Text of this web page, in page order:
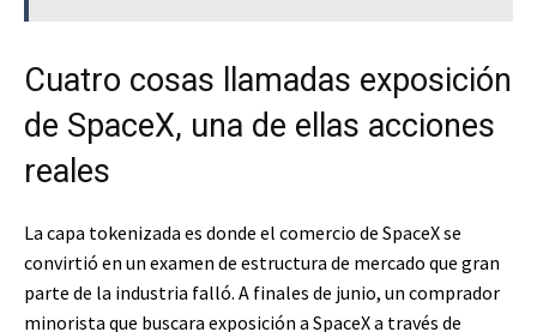
Cuatro cosas llamadas exposición
de SpaceX, una de ellas acciones
reales
La capa tokenizada es donde el comercio de SpaceX se
convirtió en un examen de estructura de mercado que gran
parte de la industria falló. A finales de junio, un comprador
minorista que buscara exposición a SpaceX a través de